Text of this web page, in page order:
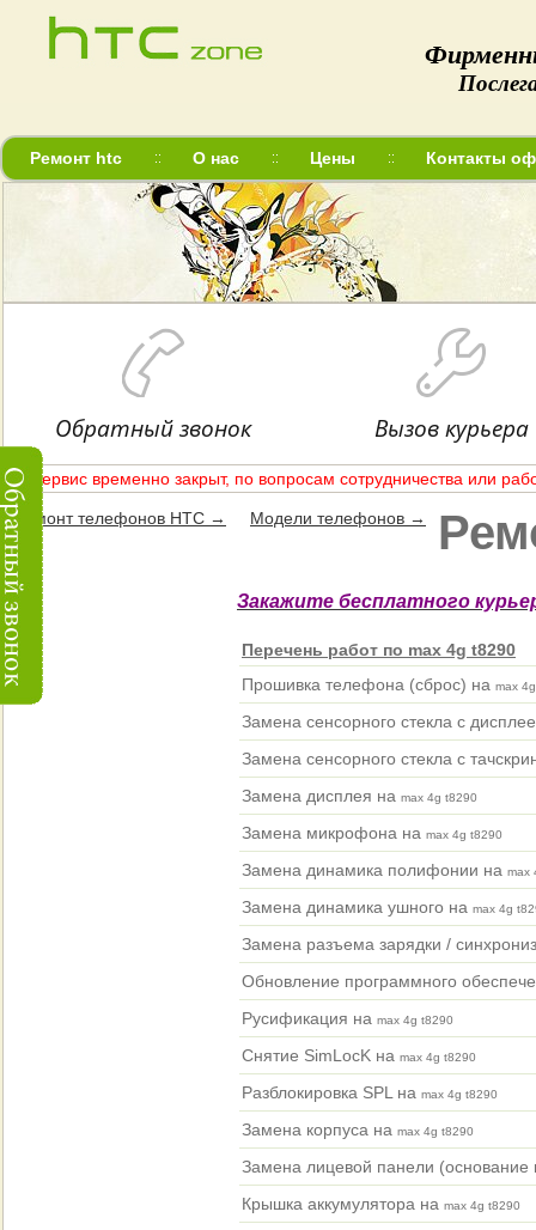
Ремонт htc О нас Цены Контакты
Обратный звонок Вызов курьера
Сервис временно закрыт, по вопросам сотрудничества или
Ремонт телефонов HTC → Модели телефонов →
Закажите бесплатного
Перечень работ по max 4g t8290
Прошивка телефона (сброс) на max
Замена сенсорного стекла с
Замена сенсорного стекла с
Замена дисплея на max 4g t8290
Замена микрофона на max 4g t8290
Замена динамика полифонии на max
Замена динамика ушного на max 4g
Замена разъема зарядки /
Обновление программного
Русификация на max 4g t8290
Снятие SimLocK на max 4g t8290
Разблокировка SPL на max 4g t8290
Замена корпуса на max 4g t8290
Замена лицевой панели (основание
Крышка аккумулятора на max 4g t8290